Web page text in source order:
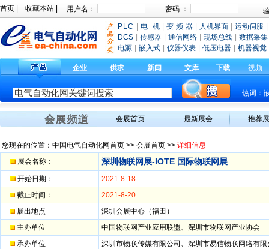
首页 收藏本站
PLC 电 机 变 频 器 人机界面 运动伺服
DCS
传感器 通信网络 现场总线
数据采集
电源
嵌入式 仪器仪表 低压电器 机器视觉
企业 供求 新闻 文库 下载 视频
热词：
会展首页 最新展会 推荐
您现在的位置： 中国电气自动化网首页 >> 会展首页 >> 详细信息
展会名称：
深圳物联网展-IOTE 国际物联网展
开始日期：
2021-8-18
截止时间：
2021-8-20
展出地点
深圳会展中心（福田）
主办单位
中国物联网产业应用联盟、深圳市物联网产业协会
承办单位
深圳市物联传媒有限公司、深圳市易信物联网络有限